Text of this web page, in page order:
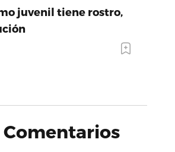
juvenil tiene rostro,